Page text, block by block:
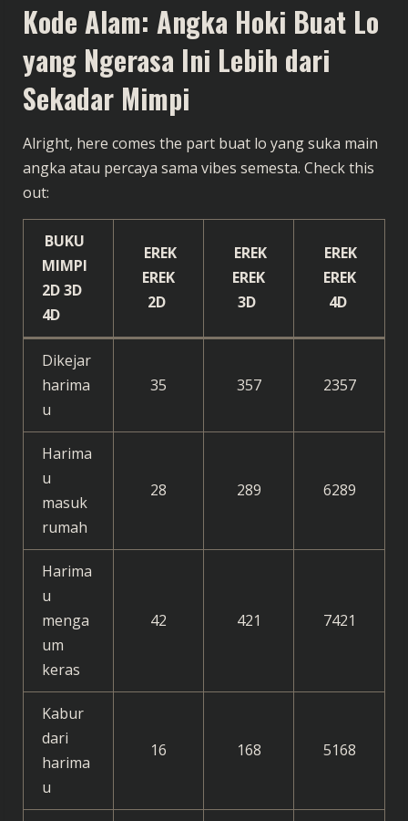
Kode Alam: Angka Hoki Buat Lo
yang Ngerasa Ini Lebih dari
Sekadar Mimpi
Alright, here comes the part buat lo yang suka main
angka atau percaya sama vibes semesta. Check this
out:
BUKU
MIMPI
2D3D
4D
EREK
EREK
2D
EREK
EREK
3D
EREK
EREK
4D
Dikejar
harima
u
35 357 2357
Harima
u
masuk
rumah
28 289 6289
Harima
u
menga
um
keras
42 421 7421
Kabur
dari
harima
u
16 168 5168